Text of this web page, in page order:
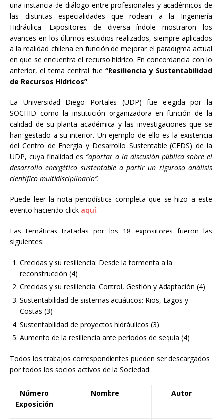
una instancia de diálogo entre profesionales y académicos de
las distintas especialidades que rodean a la Ingeniería
Hidráulica. Expositores de diversa índole mostraron los
avances en los últimos estudios realizados, siempre aplicados
a la realidad chilena en función de mejorar el paradigma actual
en que se encuentra el recurso hídrico. En concordancia con lo
anterior, el tema central fue“Resiliencia y Sustentabilidad
de Recursos Hídricos”.
La Universidad Diego Portales (UDP) fue elegida por la
SOCHID como la institución organizadora en función de la
calidad de su planta académica y las investigaciones que se
han gestado a su interior. Un ejemplo de ello es la existencia
del Centro de Energía y Desarrollo Sustentable (CEDS) de la
UDP, cuya finalidad es “aportar a la discusión pública sobre el
desarrollo energético sustentable a partir un riguroso análisis
científico multidisciplinario”.
Puede leer la nota periodística completa que se hizo a este
evento haciendo click aquí.
Las temáticas tratadas por los 18 expositores fueron las
siguientes:
Crecidas y su resiliencia: Desde la tormenta a la
reconstrucción (4)
Crecidas y su resiliencia: Control, Gestión y Adaptación (4)
Sustentabilidad de sistemas acuáticos: Rios, Lagos y
Costas (3)
Sustentabilidad de proyectos hidráulicos (3)
Aumento de la resiliencia ante períodos de sequía (4)
Todos los trabajos correspondientes pueden ser descargados
por todos los socios activos de la Sociedad:
Número
Exposición
Nombre Autor